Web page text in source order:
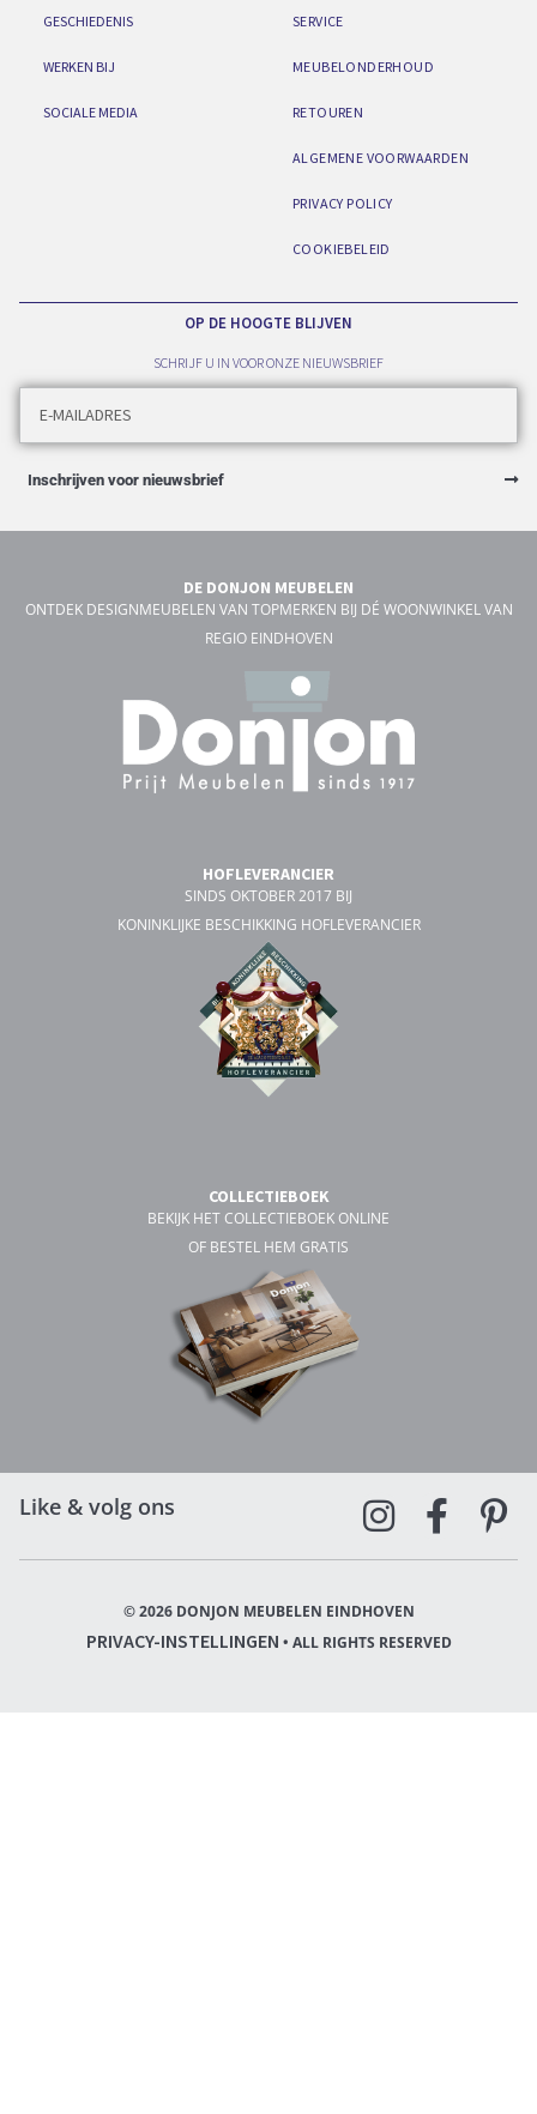
GESCHIEDENIS
WERKEN BIJ
SOCIALE MEDIA
SERVICE
MEUBELONDERHOUD
RETOUREN
ALGEMENE VOORWAARDEN
PRIVACY POLICY
COOKIEBELEID
OP DE HOOGTE BLIJVEN
SCHRIJF U IN VOOR ONZE NIEUWSBRIEF
Inschrijven voor nieuwsbrief
DE DONJON MEUBELEN
ONTDEK DESIGNMEUBELEN VAN TOPMERKEN BIJ DÉ WOONWINKEL VAN
REGIO EINDHOVEN
HOFLEVERANCIER
SINDS OKTOBER 2017 BIJ
KONINKLIJKE BESCHIKKING HOFLEVERANCIER
COLLECTIEBOEK
BEKIJK HET COLLECTIEBOEK ONLINE
OF BESTEL HEM GRATIS
Like & volg ons
© 2026 DONJON MEUBELEN EINDHOVEN
PRIVACY-INSTELLINGEN • ALL RIGHTS RESERVED